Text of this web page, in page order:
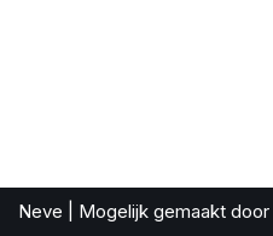
Neve | Mogelijk gemaakt door